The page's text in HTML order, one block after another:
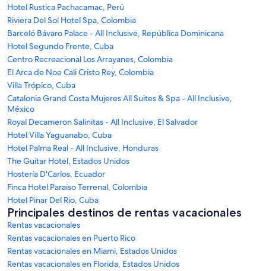
Hotel Rustica Pachacamac, Perú
Riviera Del Sol Hotel Spa, Colombia
Barceló Bávaro Palace - All Inclusive, República Dominicana
Hotel Segundo Frente, Cuba
Centro Recreacional Los Arrayanes, Colombia
El Arca de Noe Cali Cristo Rey, Colombia
Villa Trópico, Cuba
Catalonia Grand Costa Mujeres All Suites & Spa - All Inclusive,
México
Royal Decameron Salinitas - All Inclusive, El Salvador
Hotel Villa Yaguanabo, Cuba
Hotel Palma Real - All Inclusive, Honduras
The Guitar Hotel, Estados Unidos
Hostería D'Carlos, Ecuador
Finca Hotel Paraiso Terrenal, Colombia
Hotel Pinar Del Rio, Cuba
Principales destinos de rentas vacacionales
Rentas vacacionales
Rentas vacacionales en Puerto Rico
Rentas vacacionales en Miami, Estados Unidos
Rentas vacacionales en Florida, Estados Unidos